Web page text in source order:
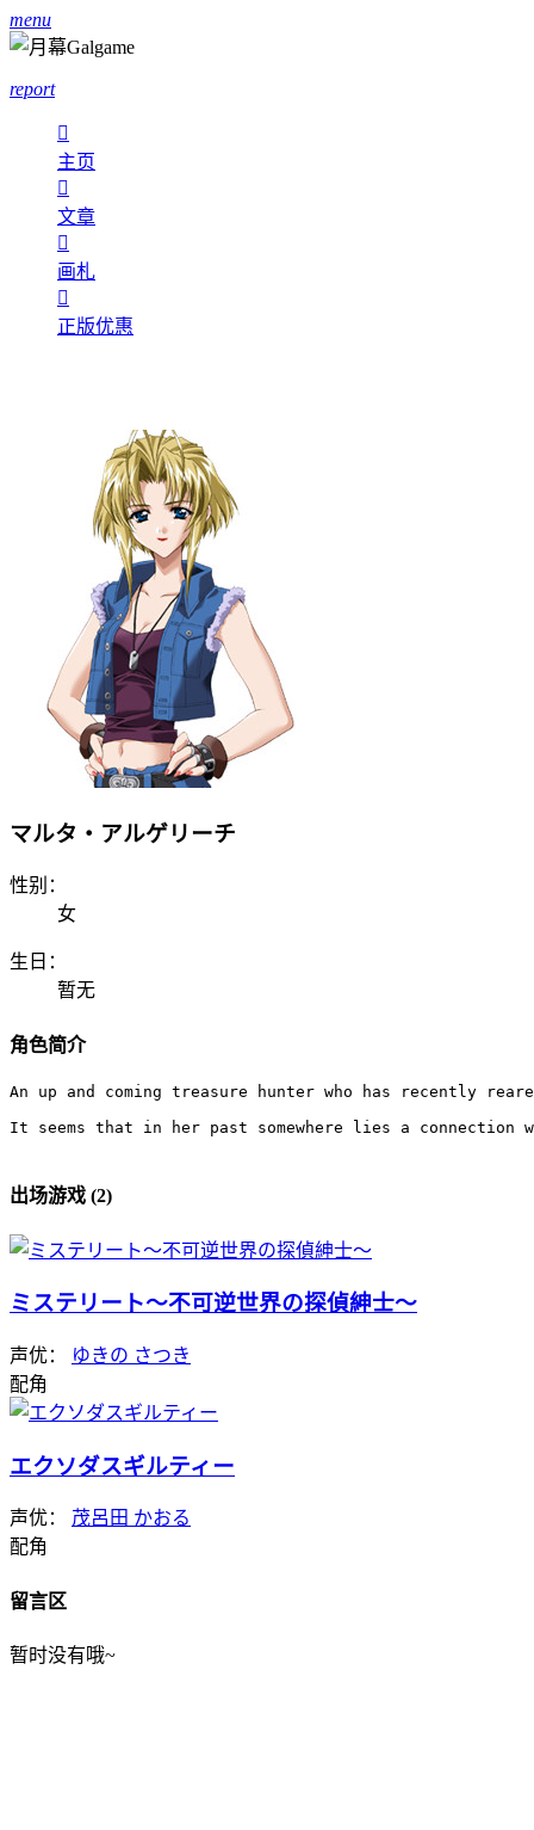
menu
report

主页

文章

画札

正版优惠
マルタ・アルゲリーチ
性别：
女
生日：
暂无
角色简介
An up and coming treasure hunter who has recently
It seems that in her past somewhere lies a connection
出场游戏 (2)
ミステリート～不可逆世界の探偵紳士～
声优：
ゆきの さつき
配角
エクソダスギルティー
声优： 茂呂田 かおる
配角
留言区
暂时没有哦~